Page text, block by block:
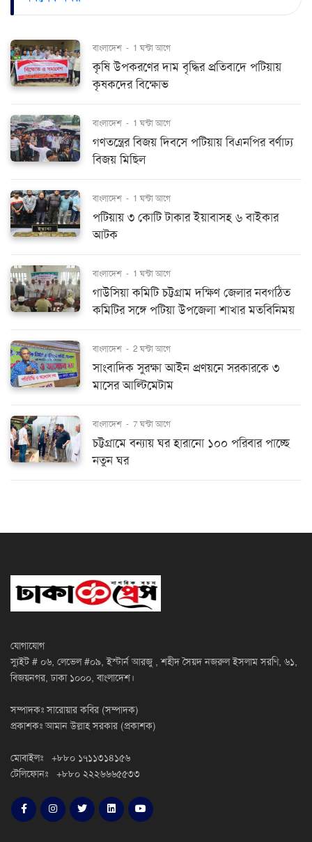
বাংলাদেশ - 1 ঘন্টা আগে
কৃষি উপকরণের দাম বৃদ্ধির প্রতিবাদে পটিয়ায়
কৃষকদের বিক্ষোভ
বাংলাদেশ - 1 ঘন্টা আগে
গণতন্ত্রের বিজয় দিবসে পটিয়ায় বিএনপির বর্ণাঢ্য
বিজয় মিছিল
বাংলাদেশ - 1 ঘন্টা আগে
পটিয়ায় ৩ কোটি টাকার ইয়াবাসহ ৬ বাইকার
আটক
বাংলাদেশ - 1 ঘন্টা আগে
গাউসিয়া কমিটি চট্টগ্রাম দক্ষিণ জেলার নবগঠিত
কমিটির সঙ্গে পটিয়া উপজেলা শাখার মতবিনিময়
বাংলাদেশ - 2 ঘন্টা আগে
সাংবাদিক সুরক্ষা আইন প্রণয়নে সরকারকে ৩
মাসের আল্টিমেটাম
বাংলাদেশ - 7 ঘন্টা আগে
চট্টগ্রামে বন্যায় ঘর হারানো ১০০ পরিবার পাচ্ছে
নতুন ঘর
যোগাযোগ
স্যুইট # ০৬, লেভেল #০৯, ইস্টার্ন আরজু , শহীদ সৈয়দ নজরুল ইসলাম সরণি, ৬১,
বিজয়নগর, ঢাকা ১০০০, বাংলাদেশ।
সম্পাদকঃ সারোয়ার কবির (সম্পাদক)
প্রকাশকঃ আমান উল্লাহ সরকার (প্রকাশক)
মোবাইলঃ +৮৮০ ১৭১১৩১৪১৫৬
টেলিফোনঃ +৮৮০ ২২২৬৬৬৫৫৩৩